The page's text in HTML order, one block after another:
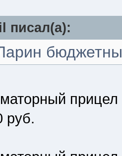
писал(a):
прицел
руб.